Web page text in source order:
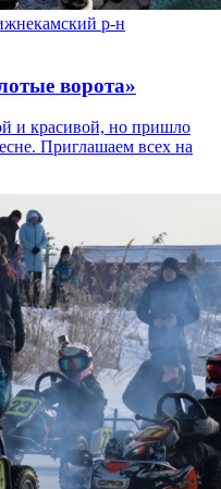
р-н
ворота»
и красивой, но пришло
Приглашаем всех на